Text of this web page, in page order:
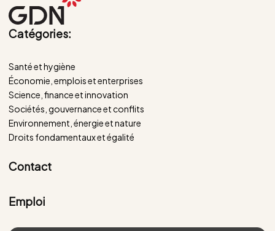
Catégories:
Santé et hygiène
Économie, emplois et enterprises
Science, finance et innovation
Sociétés, gouvernance et conflits
Environnement, énergie et nature
Droits fondamentaux et égalité
Contact
Emploi